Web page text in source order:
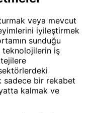
veya mevcut
iyileştirmek
sunduğu
teknolojilerin iş
sadece bir rekabet
kalmak ve